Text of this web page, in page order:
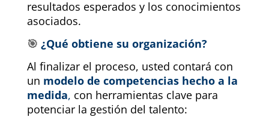
resultados esperados y los conocimientos
asociados.
🎯 ¿Qué obtiene su organización?
Al finalizar el proceso, usted contará con
un modelo de competencias hecho a la
medida, con herramientas clave para
potenciar la gestión del talento: